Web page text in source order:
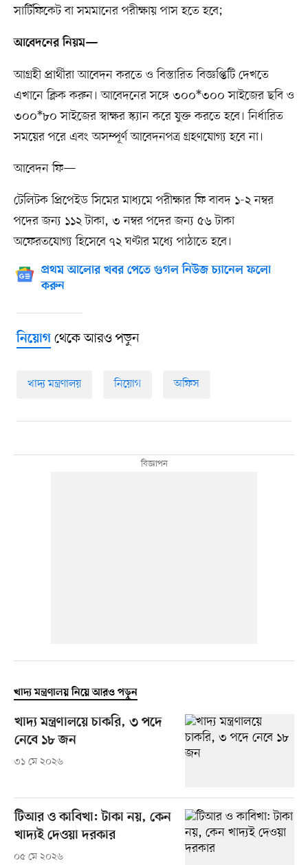
সার্টিফিকেট বা সমমানের পরীক্ষায় পাস হতে হবে;
আবেদনের নিয়ম—
আগ্রহী প্রার্থীরা আবেদন করতে ও বিস্তারিত বিজ্ঞপ্তিটি দেখতে
এখানে ক্লিক করুন। আবেদনের সঙ্গে ৩০০*৩০০ সাইজের ছবি ও
৩০০*৮০ সাইজের স্বাক্ষর স্ক্যান করে যুক্ত করতে হবে। নির্ধারিত
সময়ের পরে এবং অসম্পূর্ণ আবেদনপত্র গ্রহণযোগ্য হবে না।
আবেদন ফি—
টেলিটক প্রিপেইড সিমের মাধ্যমে পরীক্ষার ফি বাবদ ১-২ নম্বর
পদের জন্য ১১২ টাকা, ৩ নম্বর পদের জন্য ৫৬ টাকা
অফেরতযোগ্য হিসেবে ৭২ ঘণ্টার মধ্যে পাঠাতে হবে।
প্রথম আলোর খবর পেতে গুগল নিউজ চ্যানেল ফলো
করুন
নিয়োগথেকে আরও পড়ুন
খাদ্য মন্ত্রণালয় নিয়োগ অফিস
খাদ্য মন্ত্রণালয় নিয়ে আরও পড়ুন
খাদ্য মন্ত্রণালয়ে চাকরি, ৩ পদে
নেবে ১৮ জন
৩১ মে ২০২৬
টিআর ও কাবিখা: টাকা নয়, কেন
খাদ্যই দেওয়া দরকার
০৫ মে ২০২৬